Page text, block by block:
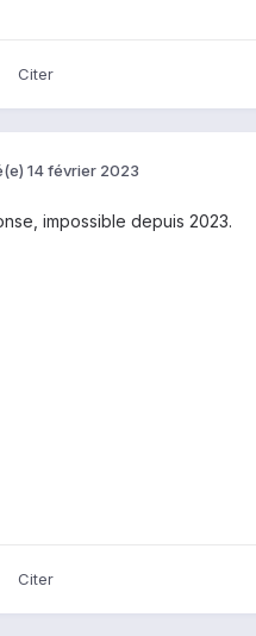
Citer
14 février 2023
impossible depuis 2023.
Citer